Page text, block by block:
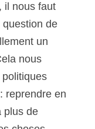
il nous faut
de
un
nous
politiques
reprendre en
plus de